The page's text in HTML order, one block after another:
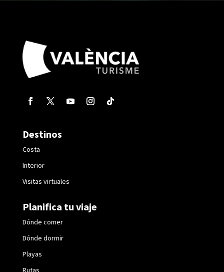
Destinos
Costa
Interior
Visitas virtuales
Planifica tu viaje
Dónde comer
Dónde dormir
Playas
Rutas